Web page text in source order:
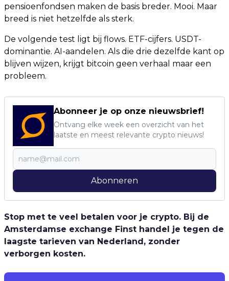
pensioenfondsen maken de basis breder. Mooi. Maar
breed is niet hetzelfde als sterk.
De volgende test ligt bij flows. ETF-cijfers. USDT-
dominantie. AI-aandelen. Als die drie dezelfde kant op
blijven wijzen, krijgt bitcoin geen verhaal maar een
probleem.
Abonneer je op onze nieuwsbrief!
Ontvang elke week een overzicht van het
laatste en meest relevante crypto nieuws!
Abonneren
Stop met te veel betalen voor je crypto. Bij de
Amsterdamse exchange Finst handel je tegen de
laagste tarieven van Nederland, zonder
verborgen kosten.